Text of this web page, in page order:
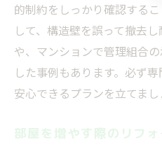
的制約をしっかり確認する
して、構造壁を誤って撤去
や、マンションで管理組合
した事例もあります。必ず
安心できるプランを立てまし
部屋を増やす際のリフ